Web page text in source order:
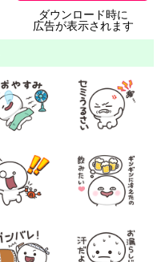
ダウンロード時に
広告が表示されます